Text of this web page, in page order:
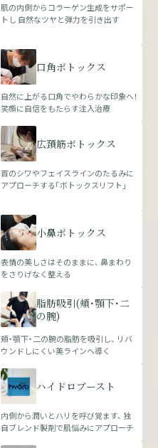
肌の内側からコラーゲン生成をサポー
トし 自然なツヤと弾力を引き出す
口角ボトックス
自然に上がる口角でやわらかな印象へ！
笑顔に自信をもたらす注入治療
広頚筋ボトックス
首のシワやフェイスラインのたるみに
アプローチする「ボトックスリフト」
小鼻ボトックス
表情の美しさはそのままに、 鼻まわり
をさりげなく整える
脂肪吸引(頬・顎下・二
の腕)
頬・顎下・二の腕の脂肪を吸引し、 リバ
ウンドしにくい美ラインへ導く
ハイドロブースト
内側から潤いとハリを呼び覚ます、 独
自ブレンド製剤で肌悩みにアプローチ